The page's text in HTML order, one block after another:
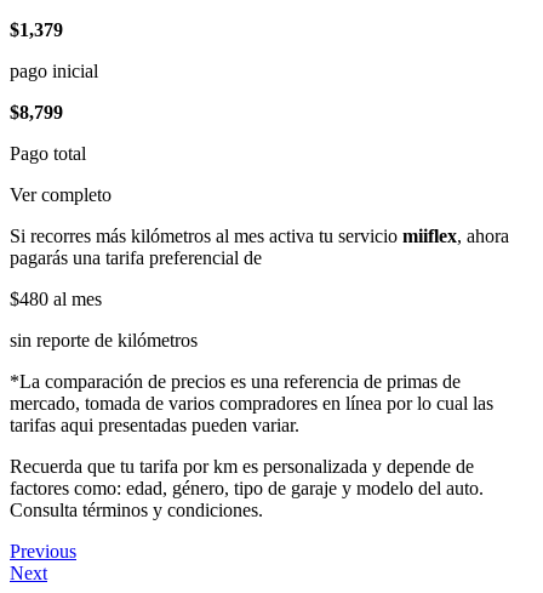
$1,379
pago inicial
$8,799
Pago total
Ver completo
Si recorres más kilómetros al mes activa tu servicio miiflex, ahora
pagarás una tarifa preferencial de
$480 al mes
sin reporte de kilómetros
*La comparación de precios es una referencia de primas de
mercado, tomada de varios compradores en línea por lo cual las
tarifas aqui presentadas pueden variar.
Recuerda que tu tarifa por km es personalizada y depende de
factores como: edad, género, tipo de garaje y modelo del auto.
Consulta términos y condiciones.
Previous
Next